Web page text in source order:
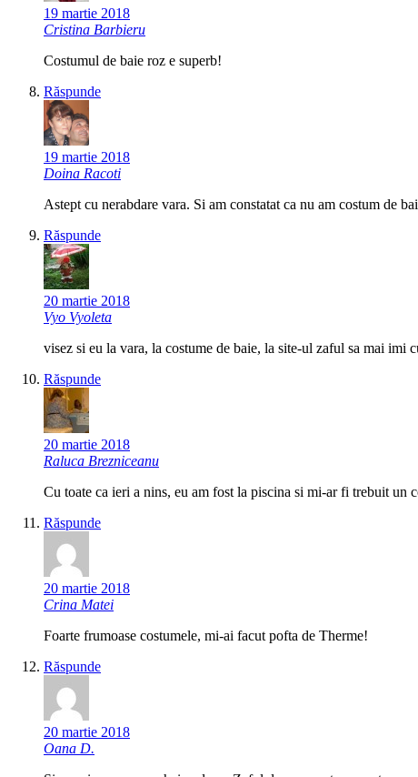
19 martie 2018
Cristina Barbieru
Costumul de baie roz e superb!
Răspunde
19 martie 2018
Doina Racoti
Astept cu nerabdare vara. Si am constatat ca nu am costum de
Răspunde
20 martie 2018
Vyo Vyoleta
visez si eu la vara, la costume de baie, la site-ul zaful sa mai imi
Răspunde
20 martie 2018
Raluca Brezniceanu
Cu toate ca ieri a nins, eu am fost la piscina si mi-ar fi trebuit un
Răspunde
20 martie 2018
Crina Matei
Foarte frumoase costumele, mi-ai facut pofta de Therme!
Răspunde
20 martie 2018
Oana D.